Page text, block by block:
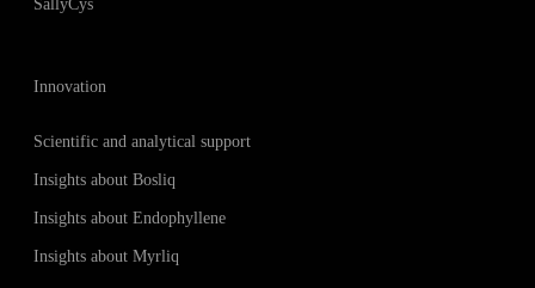
SallyCys
Innovation
Scientific and analytical support
Insights about Bosliq
Insights about Endophyllene
Insights about Myrliq